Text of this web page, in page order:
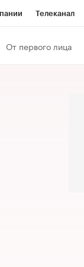
Телеканал
От первого лица